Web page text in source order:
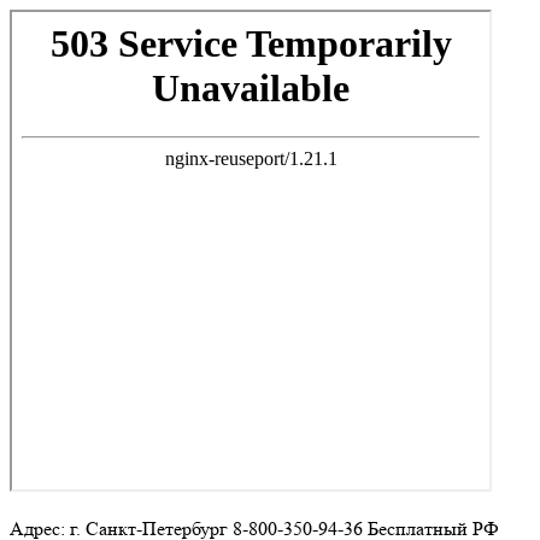
Адрес: г. Санкт-Петербург 8-800-350-94-36 Бесплатный РФ